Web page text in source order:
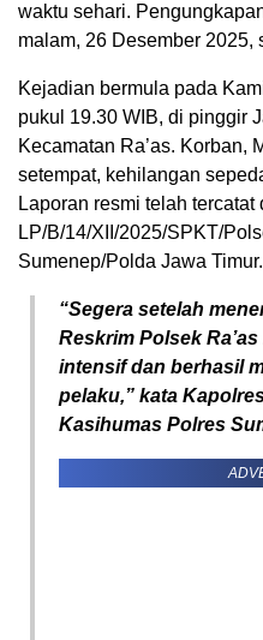
waktu sehari.
malam, 26 Desember 2025,
Kejadian bermula pada
pukul 19.30 WIB, di pinggir
Kecamatan Ra’as. Korban,
setempat, kehilangan
Laporan resmi telah tercatat
LP/B/14/XII/2025/SPKT/
Sumenep/Polda Jawa Timur.
“Segera setelah
Reskrim Polsek
intensif dan berhasil
pelaku,” kata
Kasihumas Polres